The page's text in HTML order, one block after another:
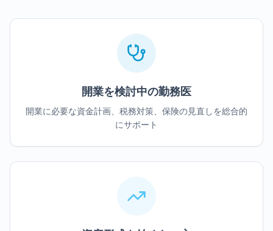
開業を検討中の勤務医
開業に必要な資金計画、税務対策、保険の見直しを総合的
にサポート